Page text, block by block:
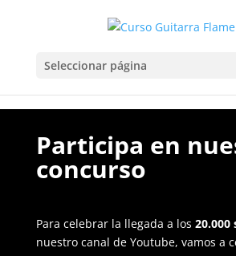
Seleccionar página
Participa en
concurso
Para celebrar la llegada a los 20.000
nuestro canal de Youtube, vamos a